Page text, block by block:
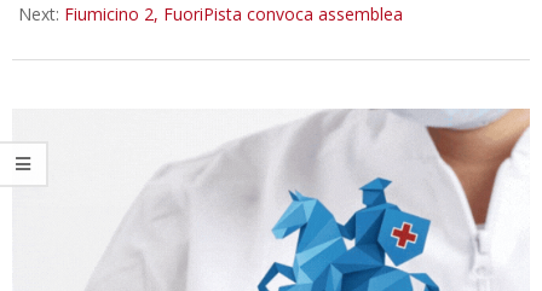
Next: Fiumicino 2, FuoriPista convoca assemblea